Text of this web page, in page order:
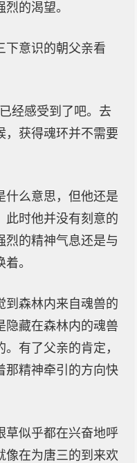
的渴望。
下意识的朝父亲看
经感受到了吧。去
，获得魂环并不需要
什么意思，但他还是
此时他并没有刻意的
烈的精神气息还是与
。
到森林内来自魂兽的
隐藏在森林内的魂兽
有了父亲的肯定，
那精神牵引的方向快
草似乎都在兴奋地呼
像在为唐三的到来欢